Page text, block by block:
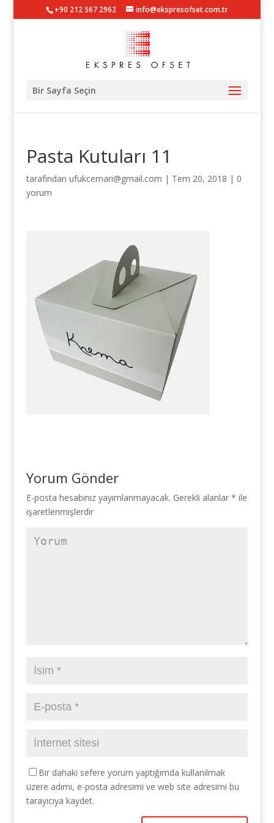
+90 212 567 2962 info@ekspresofset.com.tr
Bir Sayfa Seçin
Pasta Kutuları 11
tarafından ufukcemari@gmail.com | Tem 20, 2018 | 0
yorum
Yorum Gönder
E-posta hesabınız yayımlanmayacak. Gerekli alanlar * ile
işaretlenmişlerdir
Bir dahaki sefere yorum yaptığımda kullanılmak
üzere adımı, e-posta adresimi ve web site adresimi bu
tarayıcıya kaydet.